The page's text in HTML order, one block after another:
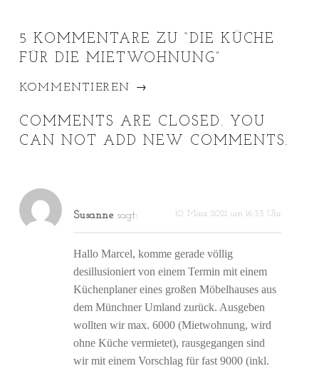
5 KOMMENTARE ZU “ DIE KÜCHE
FÜR DIE MIETWOHNUNG
KOMMENTIEREN →
COMMENTS ARE CLOSED. YOU
CAN NOT ADD NEW COMMENTS.
Susanne sagt: 10. März 2021 um 16:33 Uhr
Hallo Marcel, komme gerade völlig
desillusioniert von einem Termin mit einem
Küchenplaner eines großen Möbelhauses aus
dem Münchner Umland zurück. Ausgeben
wollten wir max. 6000 (Mietwohnung, wird
ohne Küche vermietet), rausgegangen sind
wir mit einem Vorschlag für fast 9000 (inkl.